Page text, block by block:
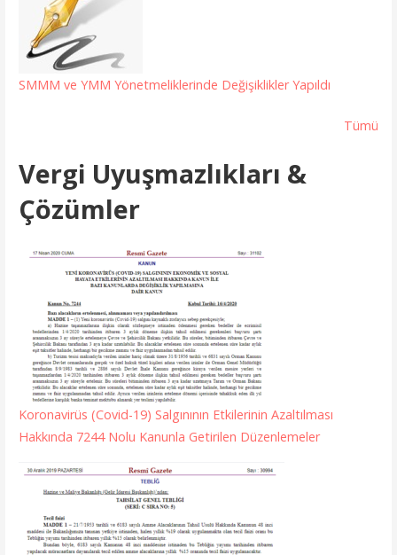
SMMM ve YMM Yönetmeliklerinde Değişiklikler Yapıldı
Tümü
Vergi Uyuşmazlıkları &
Çözümler
Koronavirüs (Covid-19) Salgınının Etkilerinin Azaltılması
Hakkında 7244 Nolu Kanunla Getirilen Düzenlemeler